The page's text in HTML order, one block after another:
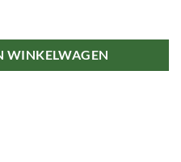
WINKELWAGEN